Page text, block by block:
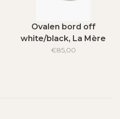
Ovalen bord off
white/black, La Mère
€85,00